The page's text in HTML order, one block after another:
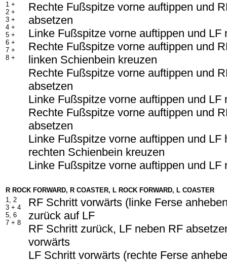
1 +
2 +
3 +
4 +
5 +
6 +
7 +
8 +
Rechte Fußspitze vorne auftippen und
absetzen
Linke Fußspitze vorne auftippen und LF
Rechte Fußspitze vorne auftippen und
linken Schienbein kreuzen
Rechte Fußspitze vorne auftippen und
absetzen
Linke Fußspitze vorne auftippen und LF
Rechte Fußspitze vorne auftippen und
absetzen
Linke Fußspitze vorne auftippen und LF
rechten Schienbein kreuzen
Linke Fußspitze vorne auftippen und LF
R ROCK FORWARD, R COASTER, L ROCK FORWARD, L COASTER
1, 2
3 + 4
5, 6
7 + 8
RF Schritt vorwärts (linke Ferse
zurück auf LF
RF Schritt zurück, LF neben RF
vorwärts
LF Schritt vorwärts (rechte Ferse